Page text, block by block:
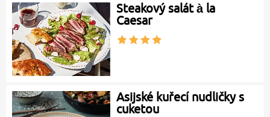
Steakový salát à la
Caesar
Asijské kuřecí nudličky s
cuketou